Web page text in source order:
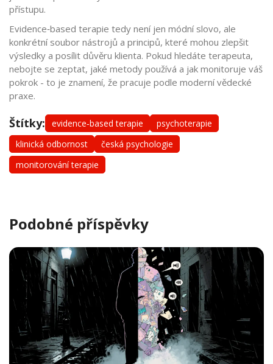
přístupu.
Evidence‑based terapie tedy není jen módní slovo, ale
konkrétní soubor nástrojů a principů, které mohou zlepšit
výsledky a posílit důvěru klienta. Pokud hledáte terapeuta,
nebojte se zeptat, jaké metody používá a jak monitoruje váš
pokrok - to je znamení, že pracuje podle moderní vědecké
praxe.
Štítky: evidence‑based terapie
psychoterapie
klinická odbornost
česká psychologie
monitorování terapie
Podobné příspěvky